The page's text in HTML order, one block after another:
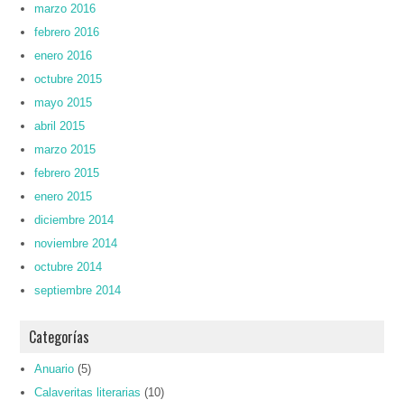
marzo 2016
febrero 2016
enero 2016
octubre 2015
mayo 2015
abril 2015
marzo 2015
febrero 2015
enero 2015
diciembre 2014
noviembre 2014
octubre 2014
septiembre 2014
Categorías
Anuario (5)
Calaveritas literarias (10)